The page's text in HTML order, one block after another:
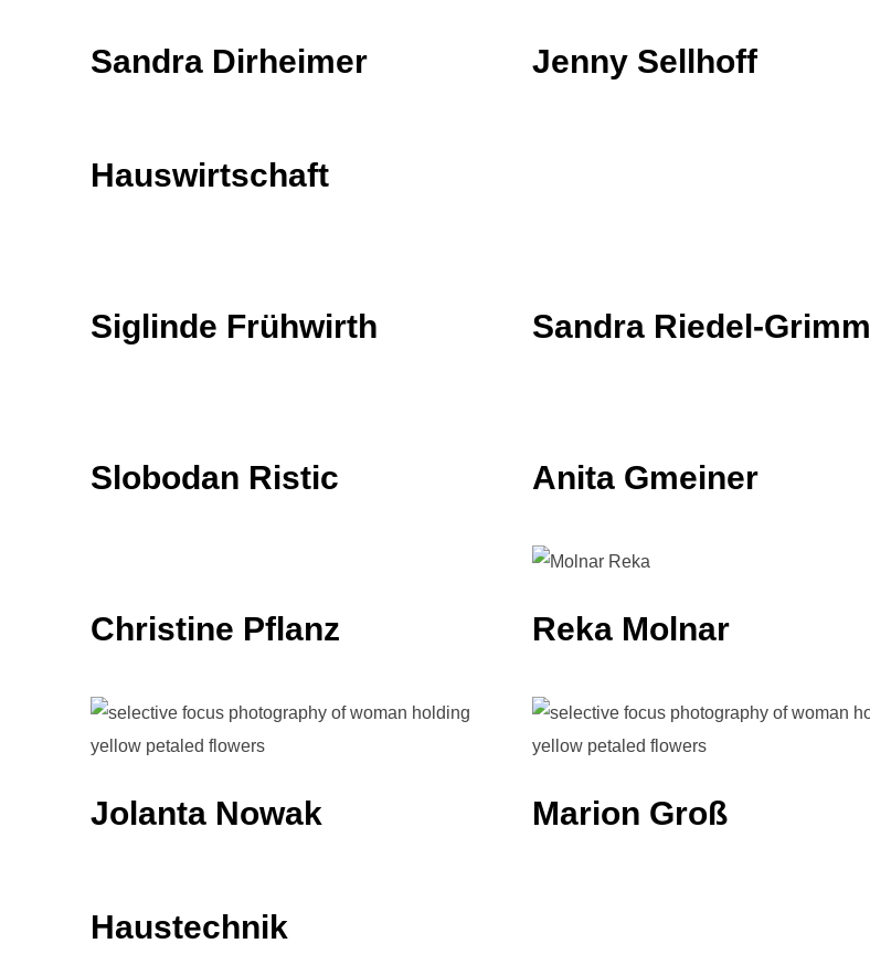
Sandra Dirheimer Jenny Sellhoff
Hauswirtschaft
Siglinde Frühwirth Sandra Riedel-Grimm
Slobodan Ristic Anita Gmeiner
Christine Pflanz Reka Molnar
Jolanta Nowak Marion Groß
Haustechnik